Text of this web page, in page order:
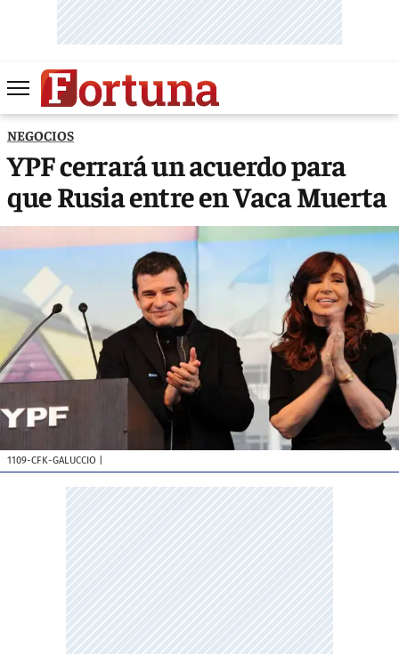
NEGOCIOS
YPF cerrará un acuerdo para
que Rusia entre en Vaca Muerta
1109-CFK-GALUCCIO